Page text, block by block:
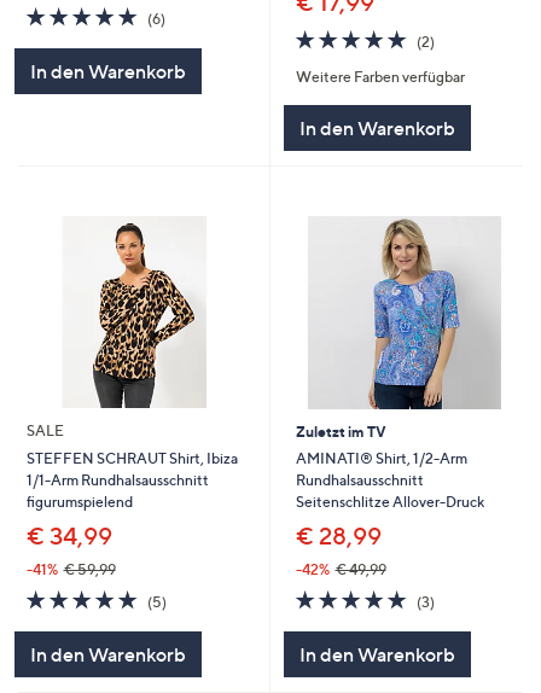
5.0
von
(6)6
In den Warenkorb
5.0
von
5
(2)2
Weitere Farben verfügbar
In den Warenkorb
SALE
STEFFEN SCHRAUT Shirt, Ibiza
1/1-Arm Rundhalsausschnitt
figurumspielend
€ 34,99
-41% € 59,99
5.0
von
(5)5
In den Warenkorb
Zuletzt im TV
AMINATI® Shirt, 1/2-Arm
Rundhalsausschnitt
Seitenschlitze Allover-Druck
€ 28,99
-42% € 49,99
5.0
von
(3)3
In den Warenkorb